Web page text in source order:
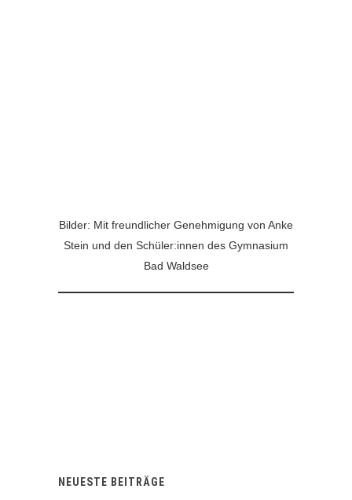
Bilder: Mit freundlicher Genehmigung von Anke
Stein und den Schüler:innen des Gymnasium
Bad Waldsee
NEUESTE BEITRÄGE